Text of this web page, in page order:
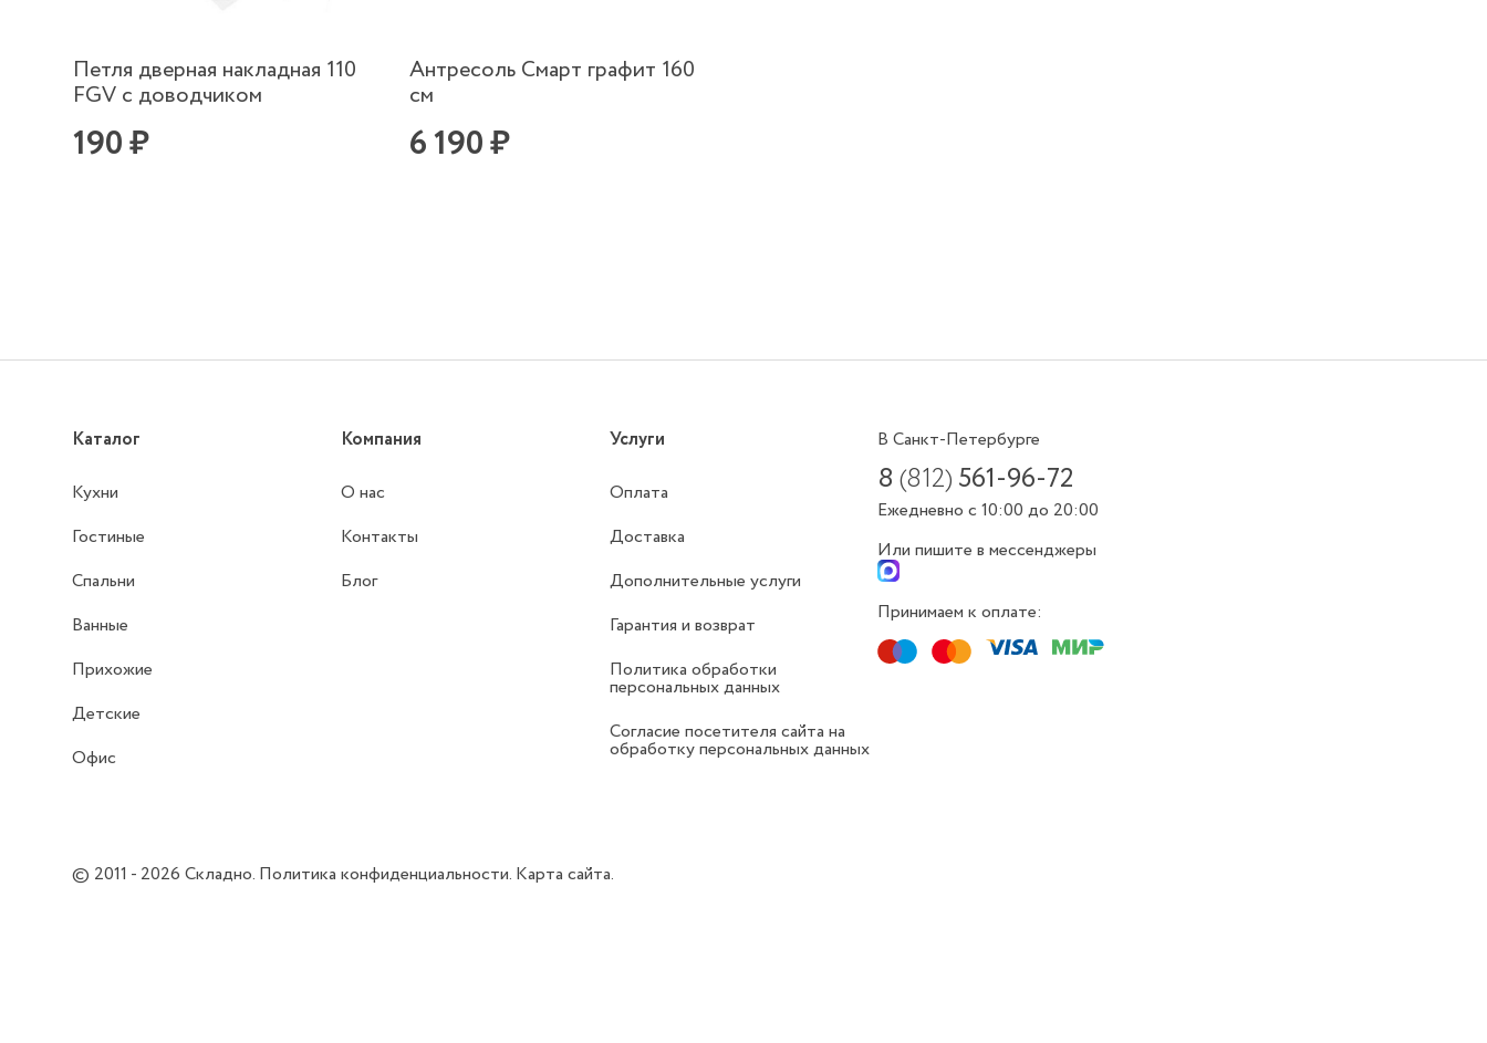
Петля дверная накладная 110
FGV с доводчиком
190 ₽
Антресоль Смарт графит 160
см
6 190 ₽
Каталог
Кухни
Гостиные
Спальни
Ванные
Прихожие
Детские
Офис
Компания
О нас
Контакты
Блог
Услуги
Оплата
Доставка
Дополнительные услуги
Гарантия и возврат
Политика обработки
персональных данных
Согласие посетителя сайта на
обработку персональных данных
В Санкт-Петербурге
8(812) 561-96-72
Ежедневно с 10:00 до 20:00
Или пишите в мессенджеры
Принимаем к оплате:
© 2011 - 2026Складно. Политика конфиденциальности. Карта сайта.